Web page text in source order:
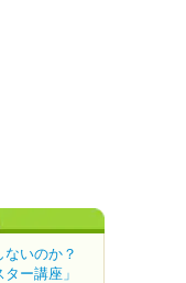
いのか？
ー講座」